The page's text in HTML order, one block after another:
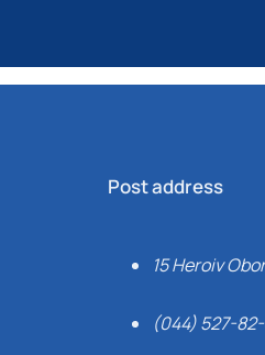
Post address
15 Heroiv
(044) 527-